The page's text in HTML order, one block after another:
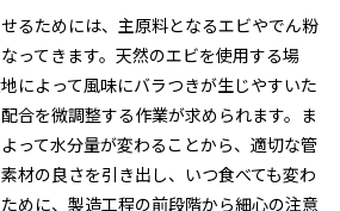
るためには、主原料となるエビやでん粉
ってきます。天然のエビを使用する場
によって風味にバラつきが生じやすいた
合を微調整する作業が求められます。ま
って水分量が変わることから、適切な管
材の良さを引き出し、いつ食べても変わ
めに、製造工程の前段階から細心の注意